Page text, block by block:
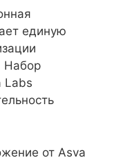
единую
Набор
Labs
от Asva